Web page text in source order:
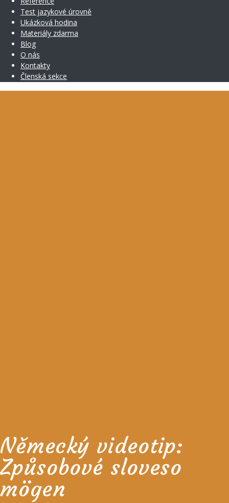
Test jazykové úrovně
Ukázková hodina
Materiály zdarma
Blog
O nás
Kontakty
Členská sekce
Německý videotip:
Způsobové sloveso
mögen